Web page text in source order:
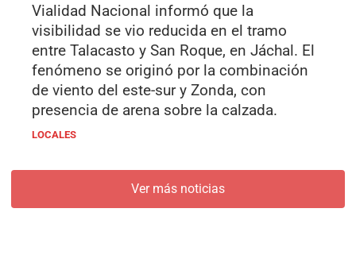
Vialidad Nacional informó que la
visibilidad se vio reducida en el tramo
entre Talacasto y San Roque, en Jáchal. El
fenómeno se originó por la combinación
de viento del este-sur y Zonda, con
presencia de arena sobre la calzada.
LOCALES
Ver más noticias